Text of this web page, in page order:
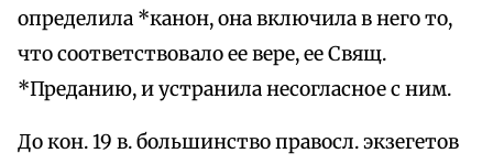
определила *канон, она включила в него то,
что соответствовало ее вере, ее Свящ.
*Преданию, и устранила несогласное с ним.
До кон. 19 в. большинство правосл. экзегетов